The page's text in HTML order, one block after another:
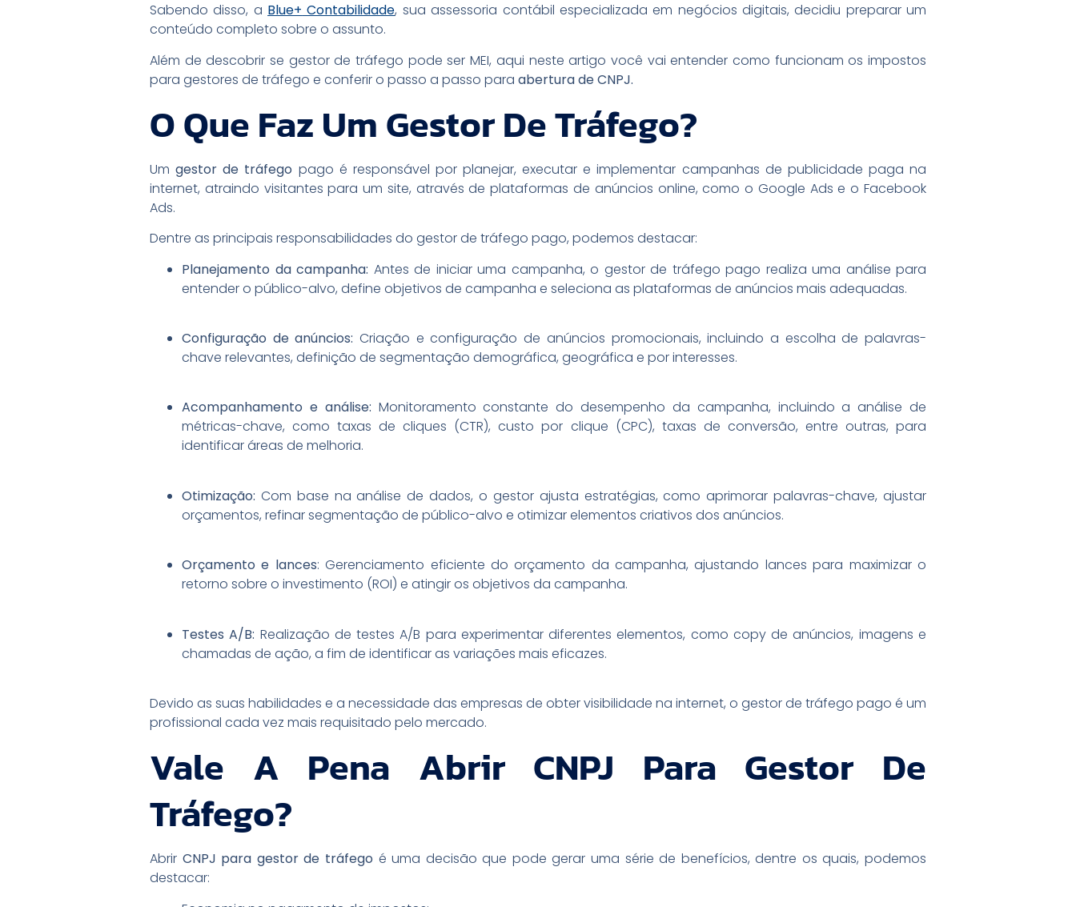
Sabendo disso, a Blue+ Contabilidade, sua assessoria contábil especializada em negócios digitais, decidiu preparar um
conteúdo completo sobre o assunto.
Além de descobrir se gestor de tráfego pode ser MEI, aqui neste artigo você vai entender como funcionam os impostos
para gestores de tráfego e conferir o passo a passo para abertura de CNPJ.
O Que Faz Um Gestor De Tráfego?
Umgestor de tráfego pago é responsável por planejar, executar e implementar campanhas de publicidade paga na
internet, atraindo visitantes para um site, através de plataformas de anúncios online, como o Google Ads e o Facebook
Ads.
Dentre as principais responsabilidades do gestor de tráfego pago, podemos destacar:
Planejamento da campanha: Antes de iniciar uma campanha, o gestor de tráfego pago realiza uma análise para
entender o público-alvo, define objetivos de campanha e seleciona as plataformas de anúncios mais adequadas.
Configuração de anúncios:Criação e configuração de anúncios promocionais, incluindo a escolha de palavras-
chave relevantes, definição de segmentação demográfica, geográfica e por interesses.
Acompanhamento e análise: Monitoramento constante do desempenho da campanha, incluindo a análise de
métricas-chave, como taxas de cliques (CTR), custo por clique (CPC), taxas de conversão, entre outras, para
identificar áreas de melhoria.
Otimização: Com base na análise de dados, o gestor ajusta estratégias, como aprimorar palavras-chave, ajustar
orçamentos, refinar segmentação de público-alvo e otimizar elementos criativos dos anúncios.
Orçamento e lances: Gerenciamento eficiente do orçamento da campanha, ajustando lances para maximizar o
retorno sobre o investimento (ROI) e atingir os objetivos da campanha.
Testes A/B: Realização de testes A/B para experimentar diferentes elementos, como copy de anúncios, imagens e
chamadas de ação, a fim de identificar as variações mais eficazes.
Devido as suas habilidades e a necessidade das empresas de obter visibilidade na internet, o gestor de tráfego pago é um
profissional cada vez mais requisitado pelo mercado.
Vale A Pena Abrir CNPJ Para Gestor De
Tráfego?
Abrir CNPJ para gestor de tráfego é uma decisão que pode gerar uma série de benefícios, dentre os quais, podemos
destacar: